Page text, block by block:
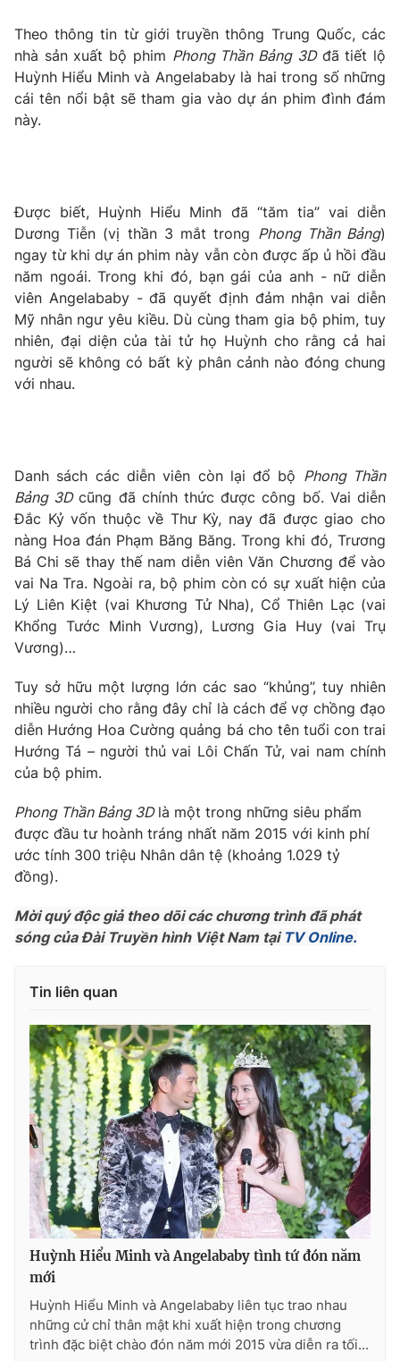
Thế giới đó đây
Câu chuyện quốc tế
Tài chính
Thị trường
Góc doanh nghiệp
Dữ liệu và đời sống
Truyền hình
Nhân vật
Khán giả
Giải sao mai
Điện ảnh
Âm nhạc
Sao
Đời sống
Du lịch
Làm đẹp
Chất lượng cuộc sống
Giáo dục
Tuyển sinh
Học trực tuyến
Công nghệ
Hitech Công nghệ tương lai
Tư vấn
Giao lưu trực tuyến
Chuyên mục khác
Emagazine Podcast
Photo Infographic
Video Shorts video
VTV Money VTV Thể thao
VTV Sức khoẻ Bất động sản
VTV4 Vươn mình bằng AI
Liên hệ tòa soạn English
THỜI BÁO VTV
Theo dõi báo trên
Cơ quan chủ quản:Đài Truyền hình Việt Nam
Cơ quan báo chí:Thời báo VTV
Giấy phép hoạt động báo in và báo điện tử số 483/GP-BTTTT
cấp ngày 29/12/2023
Tổng Biên tập:
Phó Tổng Biên tập:Nguyễn Thị Mỹ Hạnh, Phạm Quốc Thắng,
Nguyễn Trọng Ninh
Tổng đài VTV:024.38 355 931 - 024.38 355 932
Theo thông tin từ giới truyền thông Trung Quốc, các
nhà sản xuất bộ phim Phong Thần Bảng 3Dđã tiết lộ
Huỳnh Hiểu Minh và Angelababy là hai trong số những
cái tên nổi bật sẽ tham gia vào dự án phim đình đám
này.
Được biết, Huỳnh Hiểu Minh đã “tăm tia” vai diễn
Dương Tiễn (vị thần 3 mắt trong Phong Thần Bảng)
ngay từ khi dự án phim này vẫn còn được ấp ủ hồi đầu
năm ngoái. Trong khi đó, bạn gái của anh - nữ diễn
viên Angelababy - đã quyết định đảm nhận vai diễn
Mỹ nhân ngư yêu kiều. Dù cùng tham gia bộ phim, tuy
nhiên, đại diện của tài tử họ Huỳnh cho rằng cả hai
người sẽ không có bất kỳ phân cảnh nào đóng chung
với nhau.
Danh sách các diễn viên còn lại đổ bộ Phong Thần
Bảng 3Dcũng đã chính thức được công bố. Vai diễn
Đắc Kỷ vốn thuộc về Thư Kỳ, nay đã được giao cho
nàng Hoa đán Phạm Băng Băng. Trong khi đó, Trương
Bá Chi sẽ thay thế nam diễn viên Văn Chương để vào
vai Na Tra. Ngoài ra, bộ phim còn có sự xuất hiện của
Lý Liên Kiệt (vai Khương Tử Nha), Cổ Thiên Lạc (vai
Khổng Tước Minh Vương), Lương Gia Huy (vai Trụ
Vương)…
Tuy sở hữu một lượng lớn các sao “khủng”, tuy nhiên
nhiều người cho rằng đây chỉ là cách để vợ chồng đạo
diễn Hướng Hoa Cường quảng bá cho tên tuổi con trai
Hướng Tá – người thủ vai Lôi Chấn Tử, vai nam chính
của bộ phim.
Phong Thần Bảng 3Dlà một trong những siêu phẩm
được đầu tư hoành tráng nhất năm 2015 với kinh phí
ước tính 300 triệu Nhân dân tệ (khoảng 1.029 tỷ
đồng).
Mời quý độc giả theo dõi các chương trình đã phát
sóng của Đài Truyền hình Việt Nam tạiTV Online.
Tin liên quan
Huỳnh Hiểu Minh và Angelababy tình tứ đón năm
mới
Huỳnh Hiểu Minh và Angelababy liên tục trao nhau
những cử chỉ thân mật khi xuất hiện trong chương
trình đặc biệt chào đón năm mới 2015 vừa diễn ra tối...